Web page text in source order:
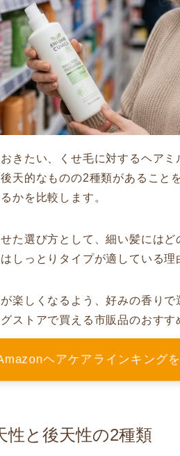
きたい、くせ毛に対するヘア
天的なものの2種類があること
かを比較します。
た選び方として、細い髪には
しっとりタイプが適している理
楽しくなるよう、好みの香りで
ストアで買える市販品のおすす
ヘアケアラインキング
性と後天性の2種類